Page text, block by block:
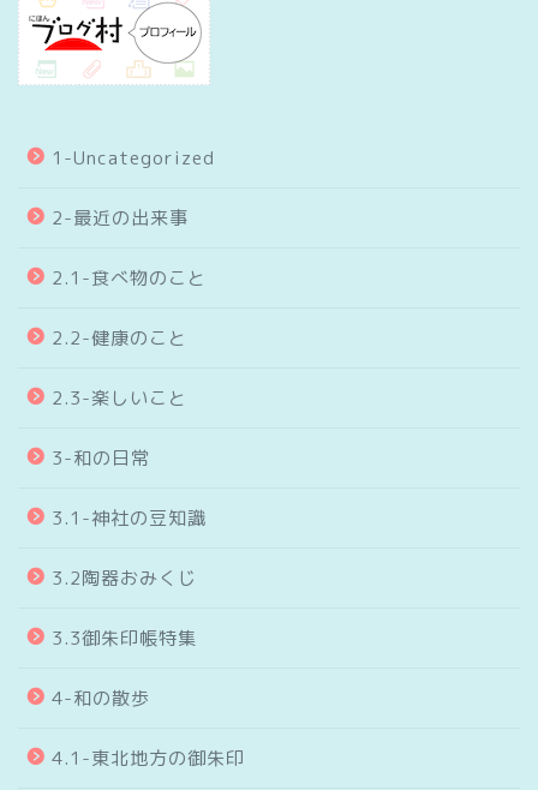
1-Uncategorized
2-最近の出来事
2.1-食べ物のこと
2.2-健康のこと
2.3-楽しいこと
3-和の日常
3.1-神社の豆知識
3.2陶器おみくじ
3.3御朱印帳特集
4-和の散歩
4.1-東北地方の御朱印